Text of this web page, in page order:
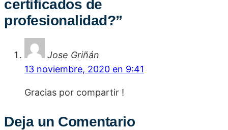
certificados de
profesionalidad?”
Jose Griñán
13 noviembre, 2020 en 9:41
Gracias por compartir !
Deja un Comentario